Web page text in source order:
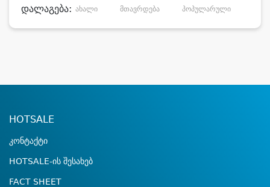
დალაგება: ახალი მთავრდება პოპულარული
HOTSALE
კონტაქტი
HOTSALE-ის შესახებ
FACT SHEET